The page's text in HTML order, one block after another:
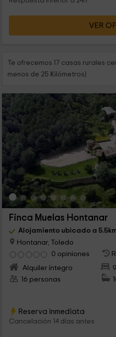
VER
Te ofrecemos 17 casas rurales
menos de 25 Kilómetros)
Finca Muelas Hontanar
Alojamiento ubicado a
Hontanar, Toledo
0 opiniones
Alquiler íntegro
16 personas
Reserva inmediata
Cancelación 14 días antes